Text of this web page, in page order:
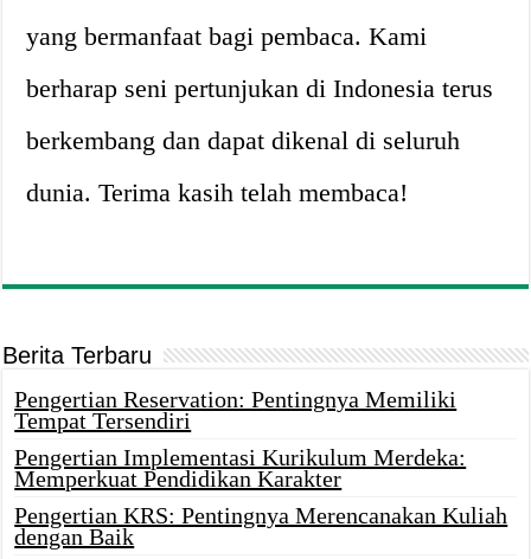
yang bermanfaat bagi pembaca. Kami
berharap seni pertunjukan di Indonesia terus
berkembang dan dapat dikenal di seluruh
dunia. Terima kasih telah membaca!
Berita Terbaru
Pengertian Reservation: Pentingnya Memiliki
Tempat Tersendiri
Pengertian Implementasi Kurikulum Merdeka:
Memperkuat Pendidikan Karakter
Pengertian KRS: Pentingnya Merencanakan Kuliah
dengan Baik